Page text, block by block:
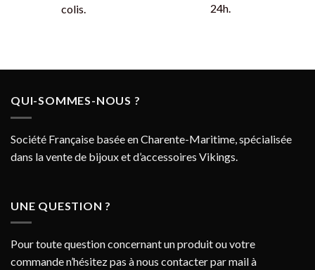
colis.
24h.
QUI-SOMMES-NOUS ?
Société Française basée en Charente-Maritime, spécialisée
dans la vente de bijoux et d’accessoires Vikings.
UNE QUESTION ?
Pour toute question concernant un produit ou votre
commande n’hésitez pas à nous contacter par mail à